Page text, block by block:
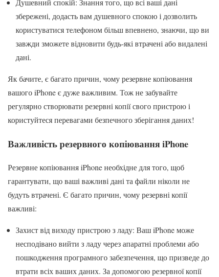
Душевний спокій: Знання того, що всі ваші дані
збережені, додасть вам душевного спокою і дозволить
користуватися телефоном більш впевнено, знаючи, що ви
завжди зможете відновити будь-які втрачені або видалені
дані.
Як бачите, є багато причин, чому резервне копіювання
вашого iPhone є дуже важливим. Тож не забувайте
регулярно створювати резервні копії свого пристрою і
користуйтеся перевагами безпечного зберігання даних!
Важливість резервного копіювання iPhone
Резервне копіювання iPhone необхідне для того, щоб
гарантувати, що ваші важливі дані та файли ніколи не
будуть втрачені. Є багато причин, чому резервні копії
важливі:
Захист від виходу пристрою з ладу: Ваш iPhone може
несподівано вийти з ладу через апаратні проблеми або
пошкодження програмного забезпечення, що призведе до
втрати всіх ваших даних. За допомогою резервної копії